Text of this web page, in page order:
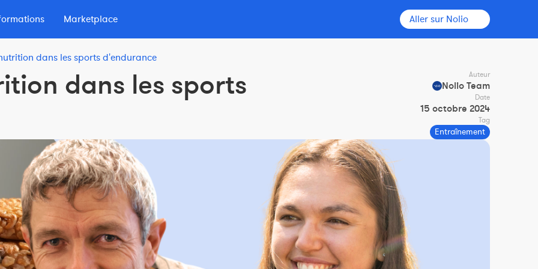
Marketplace Aller sur Nolio
dans les sports d'endurance
dans les sports
Auteur
Nolio Team
Date
15 octobre 2024
Tag
Entraînement